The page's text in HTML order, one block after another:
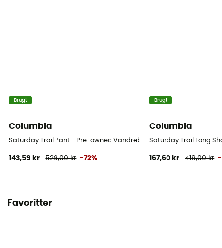
Brugt
Columbia
Saturday Trail Pant - Pre-owned Vandrebukser - Herrer - Beige -
143,59 kr 529,00 kr -72%
Brugt
Columbia
Saturday Trail Long
167,60 kr 419,00 kr -
Favoritter